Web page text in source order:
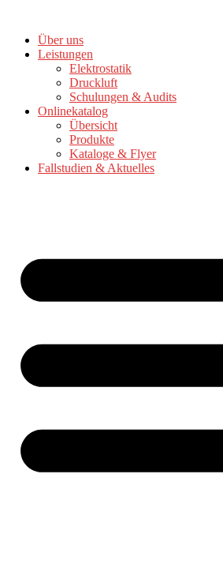
springenÜber uns
Leistungen
Elektrostatik
Druckluft
Schulungen & Audits
Onlinekatalog
Übersicht
Produkte
Kataloge & Flyer
Fallstudien & Aktuelles